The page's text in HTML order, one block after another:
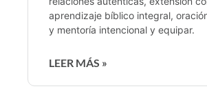
aprendizaje bíblico integral,
y mentoría intencional y equipar.
LEER MÁS »